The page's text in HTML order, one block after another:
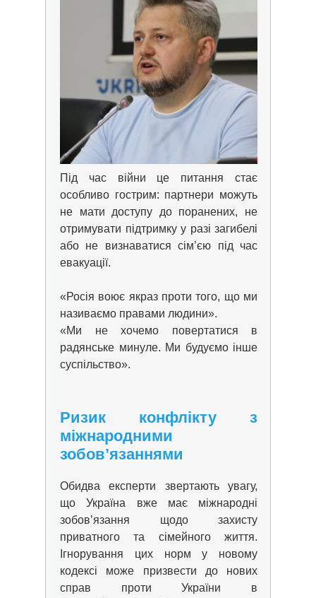
Під час війни це питання стає
особливо гострим: партнери можуть
не мати доступу до поранених, не
отримувати підтримку у разі загибелі
або не визнаватися сім’єю під час
евакуації.
«Росія воює якраз проти того, що ми
називаємо правами людини».
«Ми не хочемо повертатися в
радянське минуле. Ми будуємо інше
суспільство».
Ризик конфлікту з
міжнародними
зобов’язаннями
Обидва експерти звертають увагу,
що Україна вже має міжнародні
зобов’язання щодо захисту
приватного та сімейного життя.
Ігнорування цих норм у новому
кодексі може призвести до нових
справ проти України в